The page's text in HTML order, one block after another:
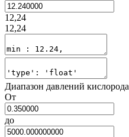
12,24
12,24
Диапазон давлений кислорода
От
до